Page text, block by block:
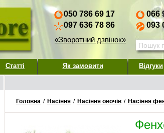
050 786 69 17
097 636 78 86
«Зворотний дзвінок»
066
093
Статті Як замовити Відгуки
Головна / Насіння / Насіння овочів / Насіння